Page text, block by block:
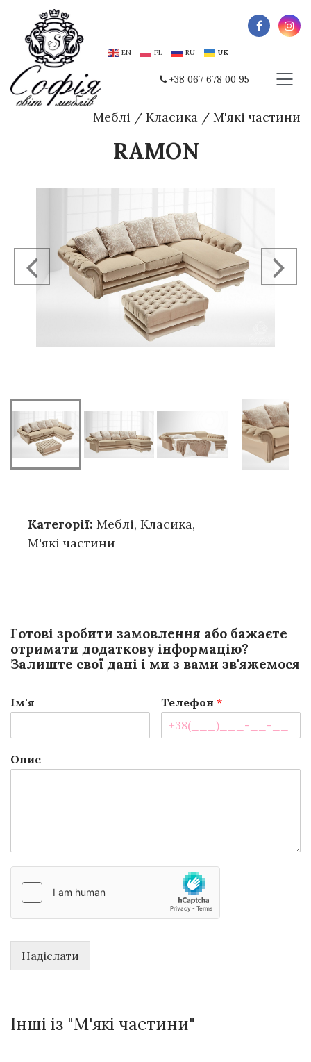
EN PL RU UK
+38 067 678 00 95
Меблі / Класика / М'які частини
RAMON
Категорії: Меблі, Класика,
М'які частини
Готові зробити замовлення або бажаєте
отримати додаткову інформацію?
Залиште свої дані і ми з вами зв'яжемося
Ім'я Телефон*
Опис
Надіслати
Інші із "М'які частини"